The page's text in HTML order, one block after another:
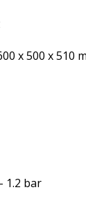
x 500 x 510
1.2 bar